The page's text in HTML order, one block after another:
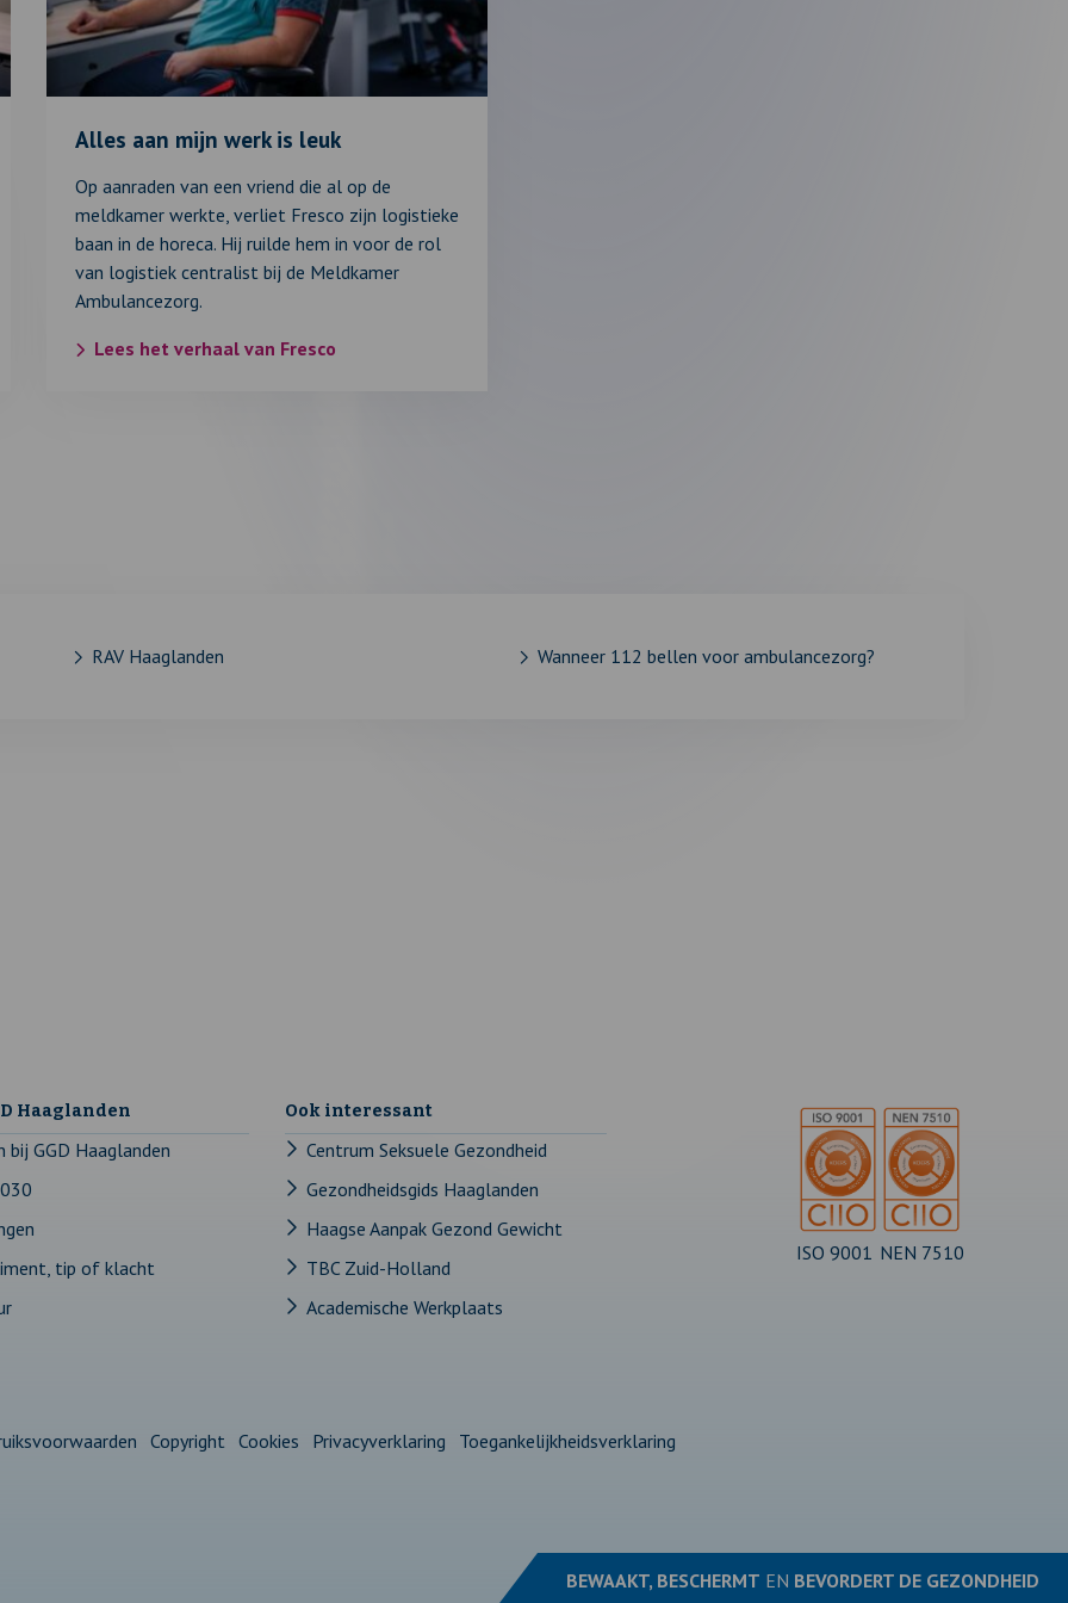
Alles aan mijn werk is leuk
Op aanraden van een vriend die al op de
meldkamer werkte, verliet Fresco zijn logistieke
baan in de horeca. Hij ruilde hem in voor de rol
van logistiek centralist bij de Meldkamer
Ambulancezorg.
Lees het verhaal van Fresco
werk
is
RAV Haaglanden Wanneer 112 bellen voor ambulancezorg?
Haaglanden
bij GGD Haaglanden
tip of klacht
Ook interessant
Centrum Seksuele Gezondheid
Gezondheidsgids Haaglanden
Haagse Aanpak Gezond Gewicht
TBC Zuid-Holland
Academische Werkplaats
ISO 9001 NEN 7510
Copyright Cookies Privacyverklaring Toegankelijkheidsverklaring
BEWAAKT, BESCHERMT EN BEVORDERT DE GEZONDHEID